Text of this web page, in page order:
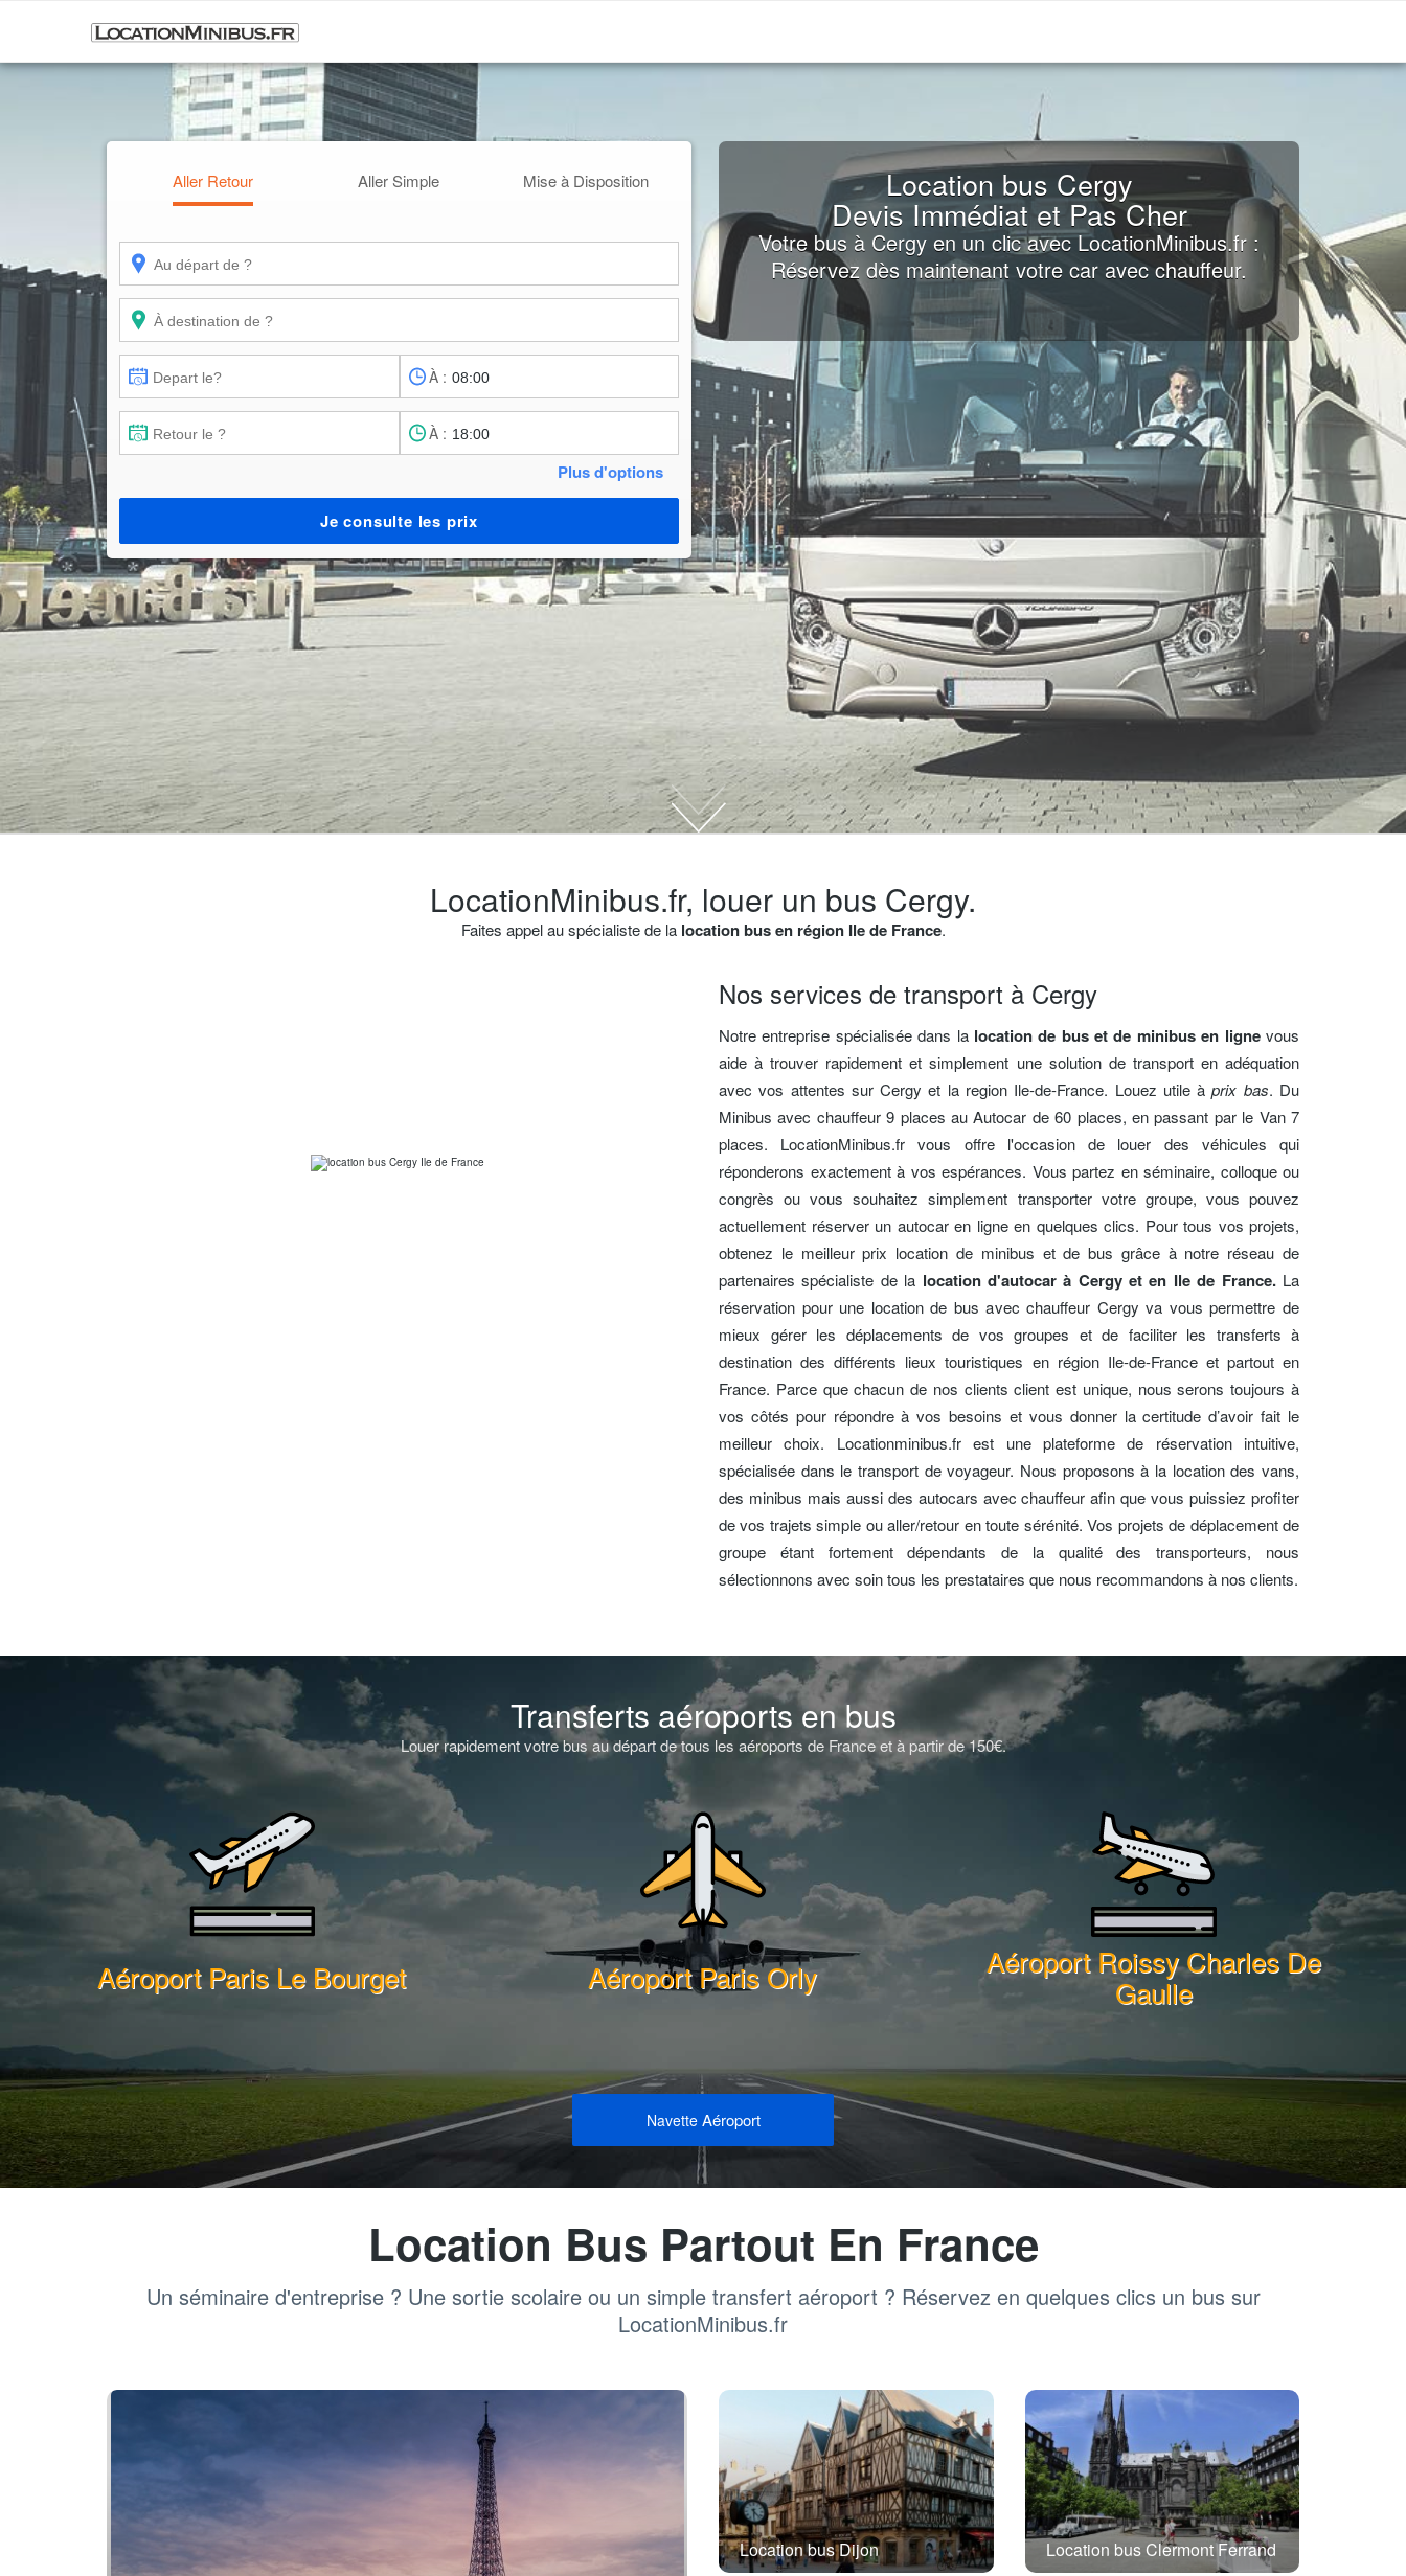
Location bus Cergy
Devis Immédiat et Pas Cher
Votre bus à Cergy en un clic avec LocationMinibus.fr :
Réservez dès maintenant votre car avec chauffeur.
Aller Retour Aller Simple Mise à Disposition
À :
À :
Plus d'options
Je consulte les prix
LocationMinibus.fr, louer un bus Cergy.
Faites appel au spécialiste de la location bus en région Ile de France.
Nos services de transport à Cergy
Notre entreprise spécialisée dans la location de bus et de minibus en lignevous
aide à trouver rapidement et simplement une solution de transport en adéquation
avec vos attentes sur Cergy et la region Ile-de-France. Louez utile àprix bas. Du
Minibus avec chauffeur 9 places au Autocar de 60 places, en passant par le Van 7
places. LocationMinibus.fr vous offre l'occasion de louer des véhicules qui
réponderons exactement à vos espérances. Vous partez en séminaire, colloque ou
congrès ou vous souhaitez simplement transporter votre groupe, vous pouvez
actuellement réserver un autocar en ligne en quelques clics. Pour tous vos projets,
obtenez le meilleur prix location de minibus et de bus grâce à notre réseau de
partenaires spécialiste de la location d'autocar à Cergy et en Ile de France.La
réservation pour une location de bus avec chauffeur Cergy va vous permettre de
mieux gérer les déplacements de vos groupes et de faciliter les transferts à
destination des différents lieux touristiques en région Ile-de-France et partout en
France. Parce que chacun de nos clients client est unique, nous serons toujours à
vos côtés pour répondre à vos besoins et vous donner la certitude d’avoir fait le
meilleur choix. Locationminibus.fr est une plateforme de réservation intuitive,
spécialisée dans le transport de voyageur. Nous proposons à la location des vans,
des minibus mais aussi des autocars avec chauffeur afin que vous puissiez profiter
de vos trajets simple ou aller/retour en toute sérénité. Vos projets de déplacement de
groupe étant fortement dépendants de la qualité des transporteurs, nous
sélectionnons avec soin tous les prestataires que nous recommandons à nos clients.
Transferts aéroports en bus
Louer rapidement votre bus au départ de tous les aéroports de France et à partir de 150€.
Aéroport Paris Le Bourget Aéroport Paris Orly
Aéroport Roissy Charles De
Gaulle
Navette Aéroport
Location Bus Partout En France
Un séminaire d'entreprise ? Une sortie scolaire ou un simple transfert aéroport ? Réservez en quelques clics un bus sur
LocationMinibus.fr
Location bus Dijon Location bus Clermont Ferrand